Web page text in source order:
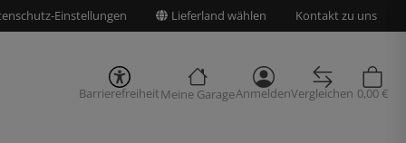
Einstellungen Lieferland wählen Kontakt zu uns
BarrierefreiheitMeine GarageAnmeldenVergleichen 0,00 €